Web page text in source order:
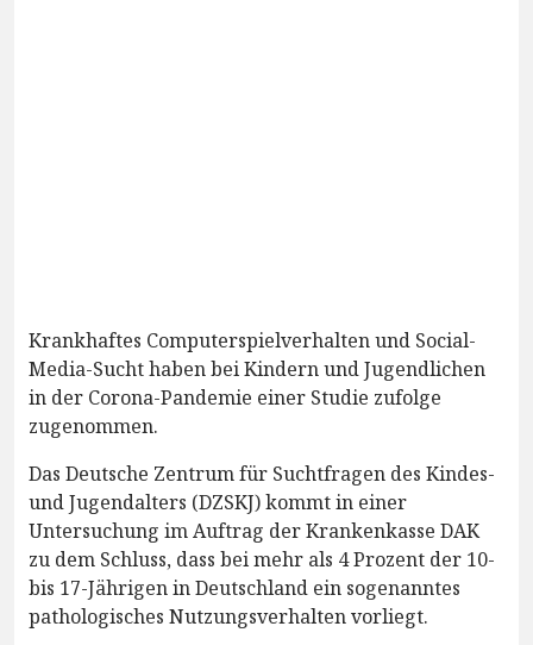
Krankhaftes Computerspielverhalten und Social-
Media-Sucht haben bei Kindern und Jugendlichen
in der Corona-Pandemie einer Studie zufolge
zugenommen.
Das Deutsche Zentrum für Suchtfragen des Kindes-
und Jugendalters (DZSKJ) kommt in einer
Untersuchung im Auftrag der Krankenkasse DAK
zu dem Schluss, dass bei mehr als 4 Prozent der 10-
bis 17-Jährigen in Deutschland ein sogenanntes
pathologisches Nutzungsverhalten vorliegt.